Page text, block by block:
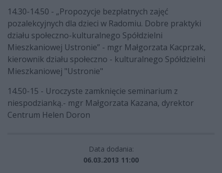
14.30-14.50 - „Propozycje bezpłatnych zajęć
pozalekcyjnych dla dzieci w Radomiu. Dobre praktyki
działu społeczno-kulturalnego Spółdzielni
Mieszkaniowej Ustronie” - mgr Małgorzata Kacprzak,
kierownik działu społeczno - kulturalnego Spółdzielni
Mieszkaniowej "Ustronie"
14.50-15 - Uroczyste zamknięcie seminarium z
niespodzianką.- mgr Małgorzata Kazana, dyrektor
Centrum Helen Doron
Data dodania:
06.03.2013 11:00